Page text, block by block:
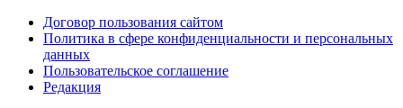
Договор пользования сайтом
Политика в сфере конфиденциальности и персональных
данных
Пользовательское соглашение
Редакция